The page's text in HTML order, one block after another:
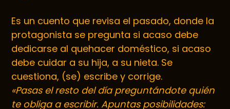
Es un cuento que revisa el pasado, donde la
protagonista se pregunta si acaso debe
dedicarse al quehacer doméstico, si acaso
debe cuidar a su hija, a su nieta. Se
cuestiona, (se) escribe y corrige.
«Pasas el resto del día preguntándote quién
te obliga a escribir. Apuntas posibilidades: